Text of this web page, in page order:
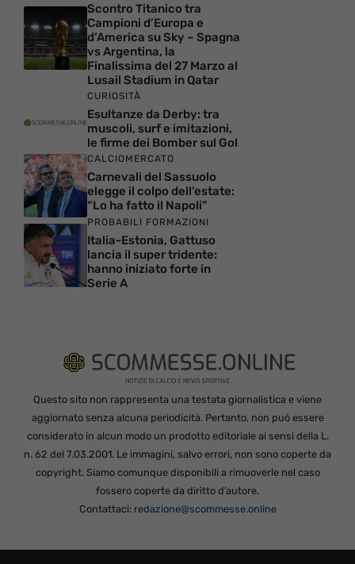
Scontro Titanico tra
Campioni d’Europa e
d’America su Sky – Spagna
vs Argentina, la
Finalissima del 27 Marzo al
Lusail Stadium in Qatar
CURIOSITÀ
Esultanze da Derby: tra
muscoli, surf e imitazioni,
le firme dei Bomber sul Gol
CALCIOMERCATO
Carnevali del Sassuolo
elegge il colpo dell’estate:
“Lo ha fatto il Napoli”
PROBABILI FORMAZIONI
Italia-Estonia, Gattuso
lancia il super tridente:
hanno iniziato forte in
Serie A
Questo sito non rappresenta una testata giornalistica e viene
aggiornato senza alcuna periodicità. Pertanto, non può essere
considerato in alcun modo un prodotto editoriale ai sensi della L.
n. 62 del 7.03.2001. Le immagini, salvo errori, non sono coperte da
copyright. Siamo comunque disponibili a rimuoverle nel caso
fossero coperte da diritto d’autore.
Contattaci: redazione@scommesse.online